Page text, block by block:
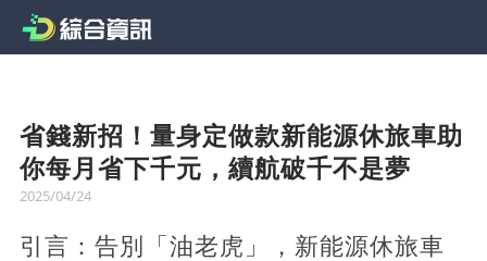
省錢新招！量身定做款新能源休旅車助
你每月省下千元，續航破千不是夢
2025/04/24
引言：告別「油老虎」，新能源休旅車